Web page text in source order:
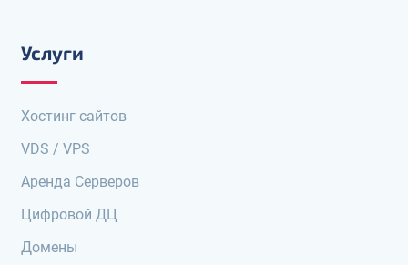
Услуги
Хостинг сайтов
VDS / VPS
Аренда Серверов
Цифровой ДЦ
Домены